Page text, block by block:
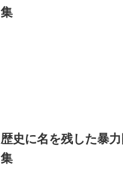
集
歴史に名を残した暴
集